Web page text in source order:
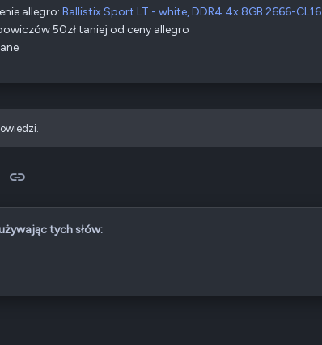
allegro: Ballistix Sport LT - white, DDR4 4x 8GB 2666-CL16
50zł taniej od ceny allegro
E-mailLink
tych słów: